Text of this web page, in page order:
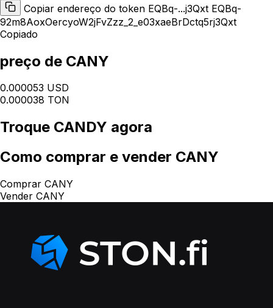
Copiar endereço do token EQBq-...j3Qxt EQBq-
92m8AoxOercyoW2jFvZzz_2_e03xaeBrDctq5rj3Qxt
Copiado
preço de CANY
0.000053 USD
0.000038 TON
Troque CANDY agora
Como comprar e vender CANY
Comprar CANY
Vender CANY